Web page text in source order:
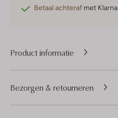
Betaal achteraf met Klarna
Product informatie
Bezorgen & retourneren